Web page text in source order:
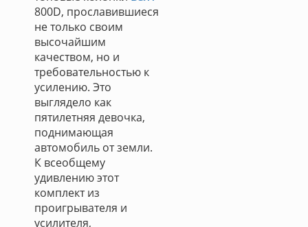
800D, прославившиеся
не только своим
высочайшим
качеством, но и
требовательностью к
усилению. Это
выглядело как
пятилетняя девочка,
поднимающая
автомобиль от земли.
К всеобщему
удивлению этот
комплект из
проигрывателя и
усилителя,